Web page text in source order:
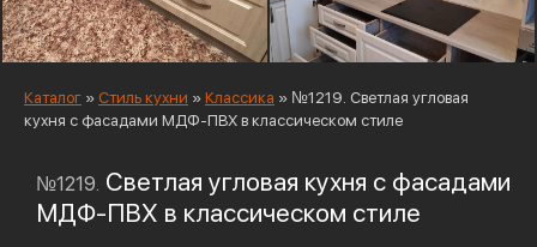
Каталог » Стиль кухни » Классика » №1219. Светлая угловая
кухня с фасадами МДФ-ПВХ в классическом стиле
№1219. Светлая угловая кухня с фасадами
МДФ-ПВХ в классическом стиле